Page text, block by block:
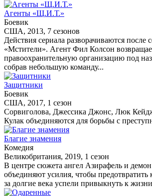
Агенты «Щ.И.Т.»
Боевик
США, 2013, 7 сезонов
Действия сериала разворачиваются после
«Мстители». Агент Фил Колсон
правоохранительную организацию под
собрав небольшую команду...
Защитники
Боевик
США, 2017, 1 сезон
Сорвиголова, Джессика Джонс, Люк
Кулак объединяются для борьбы с
Благие знамения
Комедия
Великобритания, 2019, 1 сезон
В центре сюжета ангел Азирафель и
объединяют усилия, чтобы предотвратить
за долгие века успели привыкнуть к